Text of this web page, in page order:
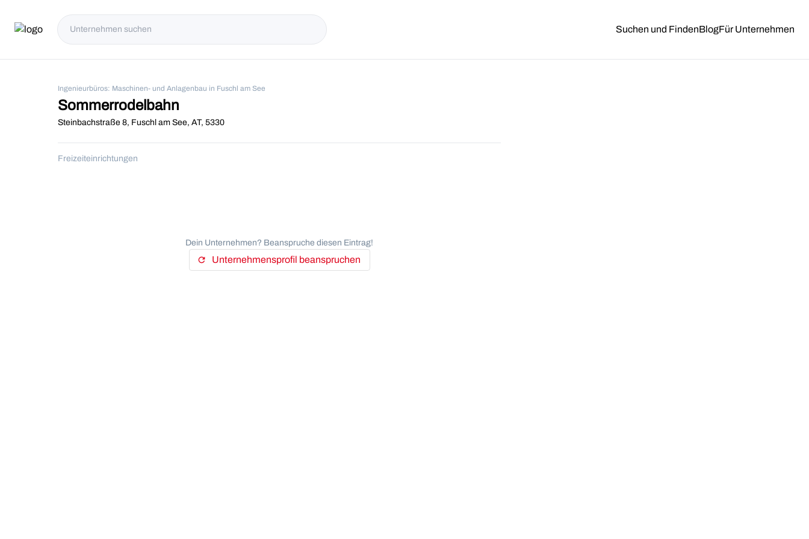
Suchen und FindenBlogFür Unternehmen
Ingenieurbüros: Maschinen- und Anlagenbau in Fuschl am See
Sommerrodelbahn
Steinbachstraße 8, Fuschl am See, AT, 5330
Freizeiteinrichtungen
Dein Unternehmen? Beanspruche diesen Eintrag!
refresh Unternehmensprofil beanspruchen